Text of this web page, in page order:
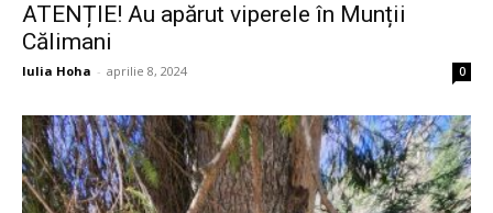
ATENȚIE! Au apărut viperele în Munții
Călimani
Iulia Hoha - aprilie 8, 2024 0